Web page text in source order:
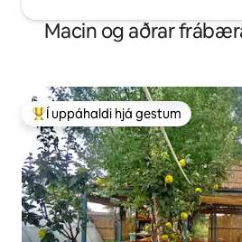
Macin og aðrar
Í mestu uppáhaldi hjá gestum
Í uppáhaldi hjá gestum